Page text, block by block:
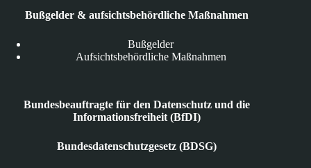
Bußgelder & aufsichtsbehördliche Maßnahmen
Bußgelder
Aufsichtsbehördliche Maßnahmen
Bundesbeauftragte für den Datenschutz und die
Informationsfreiheit (BfDI)
Bundesdatenschutzgesetz (BDSG)